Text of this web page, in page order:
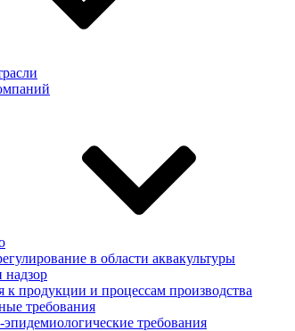
в области аквакультуры
надзор
к продукции и процессам производства
требования
требования